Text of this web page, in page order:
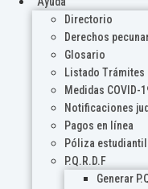
Directorio
Derechos
Glosario
Listado Trámites
Medidas COVID-
Notificaciones
Pagos en línea
Póliza estudiantil
P.Q.R.D.F
Generar